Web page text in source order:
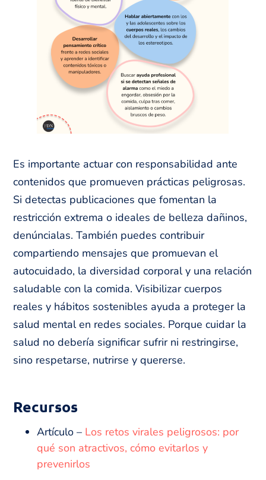
Es importante actuar con responsabilidad ante
contenidos que promueven prácticas peligrosas.
Si detectas publicaciones que fomentan la
restricción extrema o ideales de belleza dañinos,
denúncialas. También puedes contribuir
compartiendo mensajes que promuevan el
autocuidado, la diversidad corporal y una relación
saludable con la comida. Visibilizar cuerpos
reales y hábitos sostenibles ayuda a proteger la
salud mental en redes sociales. Porque cuidar la
salud no debería significar sufrir ni restringirse,
sino respetarse, nutrirse y quererse.
Recursos
Artículo – Los retos virales peligrosos: por
qué son atractivos, cómo evitarlos y
prevenirlos